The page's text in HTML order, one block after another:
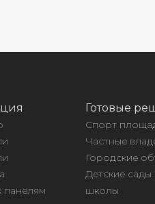
панелям
Готовые
Спорт
Частные
Городские
Детские сады
школы